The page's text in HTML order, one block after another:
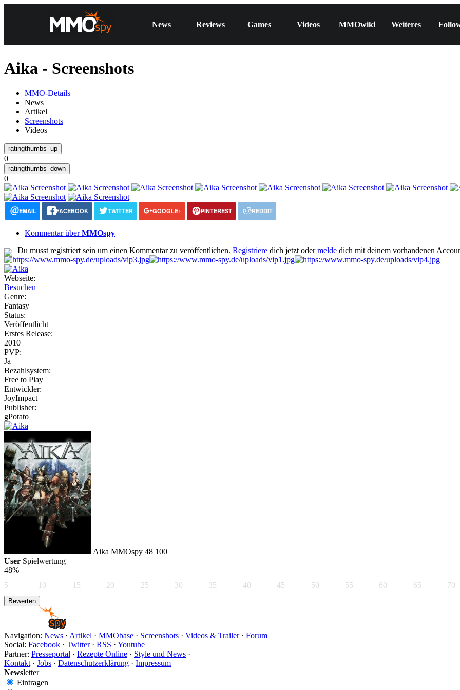
News Reviews Games Videos MMOwiki Weiteres
Aika - Screenshots
MMO-Details
News
Artikel
Screenshots
Videos
0
0
EMAIL FACEBOOK TWITTER GOOGLE+ PINTEREST REDDIT
Kommentar überMMOspy
Du musst registriert sein um einen Kommentar zu veröffentlichen. Registriere dich jetzt odermelde dich mit deinem vorhandenen
Webseite:
Besuchen
Genre:
Fantasy
Status:
Veröffentlicht
Erstes Release:
2010
PVP:
Ja
Bezahlsystem:
Free to Play
Entwickler:
JoyImpact
Publisher:
gPotato
Aika MMOspy 48 100
User Spielwertung
48%
5
10 15 20 25 30 35 40 45 50 55 60 65 70
Navigation: News · Artikel · MMObase · Screenshots · Videos & Trailer· Forum
Social: Facebook · Twitter· RSS · Youtube
Partner: Presseportal · Rezepte Online · Style und News ·
Kontakt · Jobs · Datenschutzerklärung · Impressum
Newsletter
Eintragen